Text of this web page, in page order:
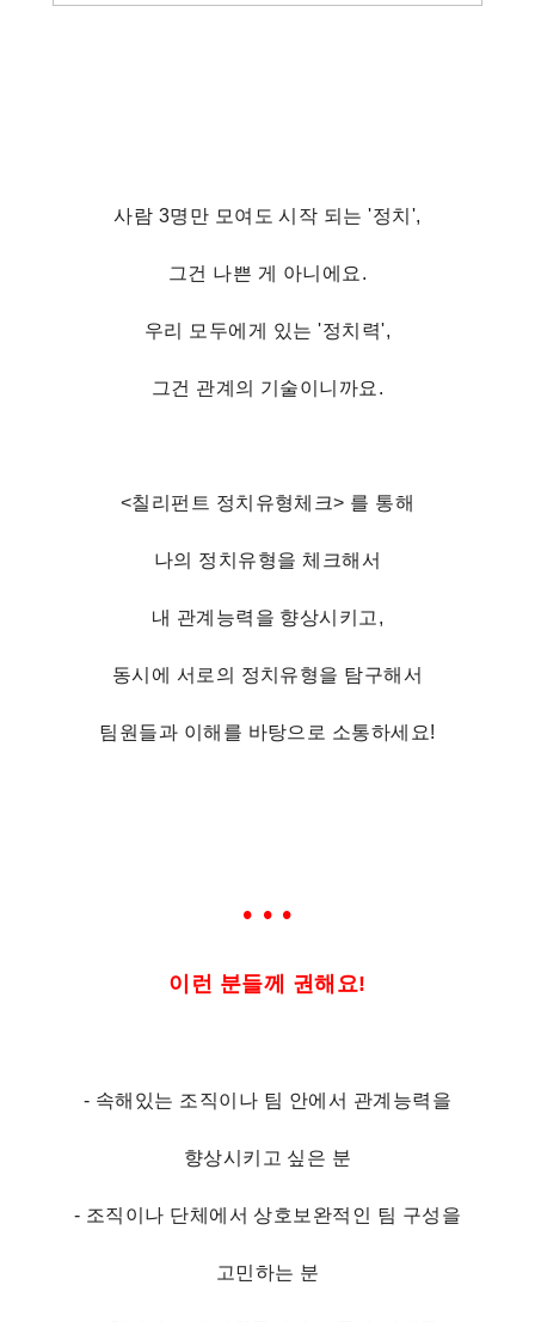
사람 3명만 모여도 시작 되는 '정치',
그건 나쁜 게 아니에요.
우리 모두에게 있는 '정치력',
그건 관계의 기술이니까요.
<칠리펀트 정치유형체크> 를 통해
나의 정치유형을 체크해서
내 관계능력을 향상시키고,
동시에 서로의 정치유형을 탐구해서
팀원들과 이해를 바탕으로 소통하세요!
• • •
이런 분들께 권해요!
- 속해있는 조직이나 팀 안에서 관계능력을
향상시키고 싶은 분
- 조직이나 단체에서 상호보완적인 팀 구성을
고민하는 분